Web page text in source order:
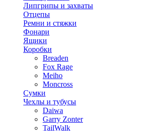
Липгрипы и захваты
Отцепы
Ремни и стяжки
Фонари
Ящики
Коробки
Breaden
Fox Rage
Meiho
Moncross
Сумки
Чехлы и тубусы
Daiwa
Garry Zonter
TailWalk